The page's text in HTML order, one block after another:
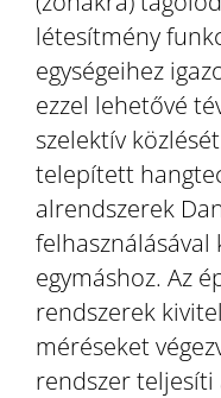
létesítmény
egységeihez
ezzel lehetővé
szelektív
telepített
alrendszerek
egymáshoz. Az
rendszerek
méréseket
rendszer